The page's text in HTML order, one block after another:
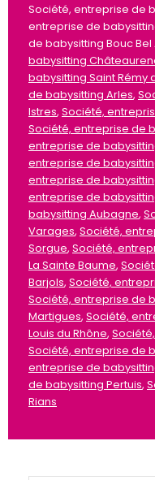
Société, entreprise de
entreprise de
de babysitting Bouc Bel
babysitting
babysitting Saint Rémy
de babysitting Arles,
Istres, Société,
Société, entreprise de
entreprise de
entreprise de
entreprise de
entreprise de
babysitting Aubagne,
Varages, Société,
Sorgue, Société,
La Sainte Baume,
Barjols, Société,
Société, entreprise de
Martigues, Société,
Louis du Rhône,
Société, entreprise de
entreprise de
de babysitting Pertuis,
Rians